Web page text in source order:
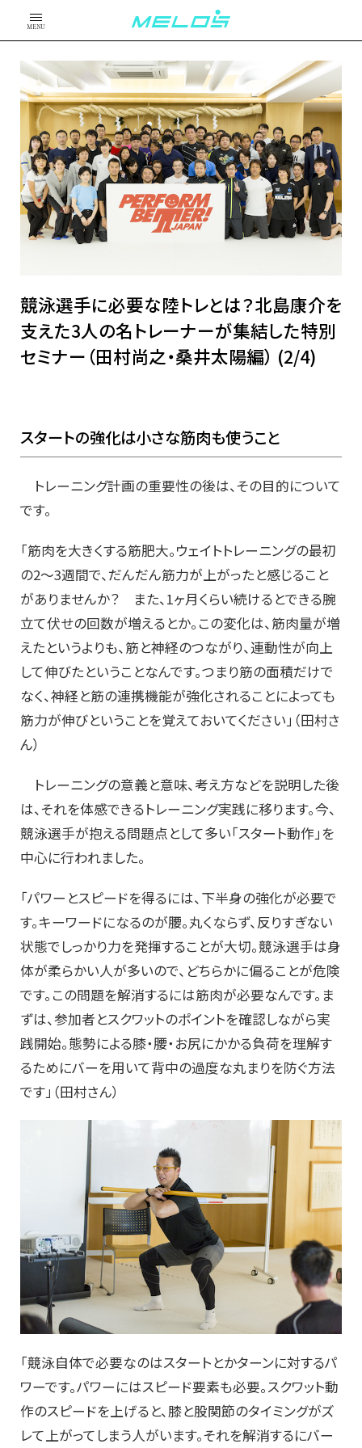
MENU
競泳選手に必要な陸トレとは？北島康介を
支えた3人の名トレーナーが集結した特別
セミナー（田村尚之・桑井太陽編） (2/4)
スタートの強化は小さな筋肉も使うこと
トレーニング計画の重要性の後は、その目的について
です。
「筋肉を大きくする筋肥大。ウェイトトレーニングの最初
の2～3週間で、だんだん筋力が上がったと感じること
がありませんか？ また、1ヶ月くらい続けるとできる腕
立て伏せの回数が増えるとか。この変化は、筋肉量が増
えたというよりも、筋と神経のつながり、連動性が向上
して伸びたということなんです。つまり筋の面積だけで
なく、神経と筋の連携機能が強化されることによっても
筋力が伸びということを覚えておいてください」（田村さ
ん）
トレーニングの意義と意味、考え方などを説明した後
は、それを体感できるトレーニング実践に移ります。今、
競泳選手が抱える問題点として多い「スタート動作」を
中心に行われました。
「パワーとスピードを得るには、下半身の強化が必要で
す。キーワードになるのが腰。丸くならず、反りすぎない
状態でしっかり力を発揮することが大切。競泳選手は身
体が柔らかい人が多いので、どちらかに偏ることが危険
です。この問題を解消するには筋肉が必要なんです。ま
ずは、参加者とスクワットのポイントを確認しながら実
践開始。態勢による膝・腰・お尻にかかる負荷を理解す
るためにバーを用いて背中の過度な丸まりを防ぐ方法
です」（田村さん）
「競泳自体で必要なのはスタートとかターンに対するパ
ワーです。パワーにはスピード要素も必要。スクワット動
作のスピードを上げると、膝と股関節のタイミングがズ
レて上がってしまう人がいます。それを解消するにバー